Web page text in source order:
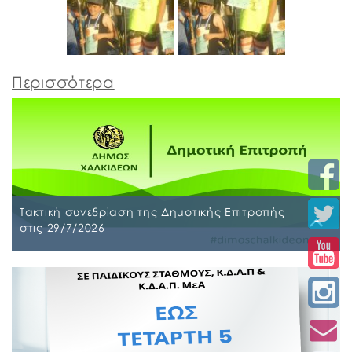
Περισσότερα
Τακτική συνεδρίαση της Δημοτικής Επιτροπής
στις 29/7/2026
Τακτική συνεδρίαση της Δημοτικής Επιτροπής θα
διεξαχθεί στο Δημοτικό Κατάστημα επί των οδών
Ληλαντίων και Μεγασθένους 34, την Τετάρτη 29
Ιουλίου 2026 και ώρα 10:00 π.μ., για συζήτηση και